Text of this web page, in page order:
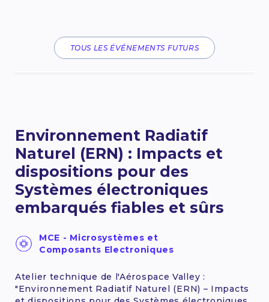
TOUS LES ÉVÉNEMENTS FUTURS
Environnement Radiatif
Naturel (ERN) : Impacts et
dispositions pour des
Systèmes électroniques
embarqués fiables et sûrs
MCE - Microsystèmes et
Composants Electroniques
Atelier technique de l'Aérospace Valley :
"Environnement Radiatif Naturel (ERN) – Impacts